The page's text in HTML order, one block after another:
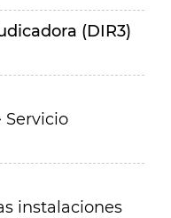
(DIR3)
Servicio
instalaciones